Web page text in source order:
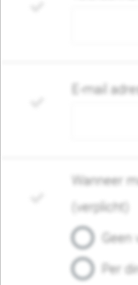
E-mail
Wanneer
(verplicht)
Per